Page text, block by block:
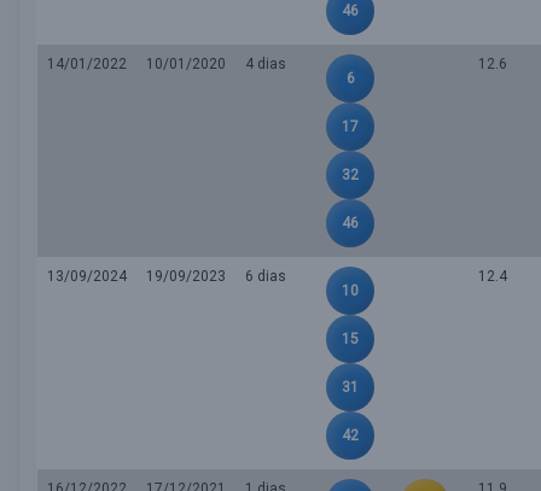
46
14/01/2022 10/01/2020
4 dias
6
17
32
46
12.6
13/09/2024 19/09/2023
6 dias
10
15
31
42
12.4